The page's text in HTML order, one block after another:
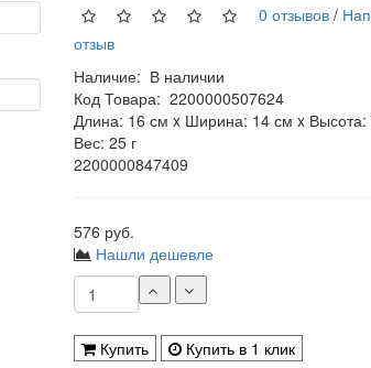
0 отзывов /
отзыв
Наличие: В наличии
Код Товара: 2200000507624
Длина: 16 см x Ширина: 14 см x Высота:
Вес: 25 г
2200000847409
576 руб.
Нашли дешевле
Купить Купить в 1 клик